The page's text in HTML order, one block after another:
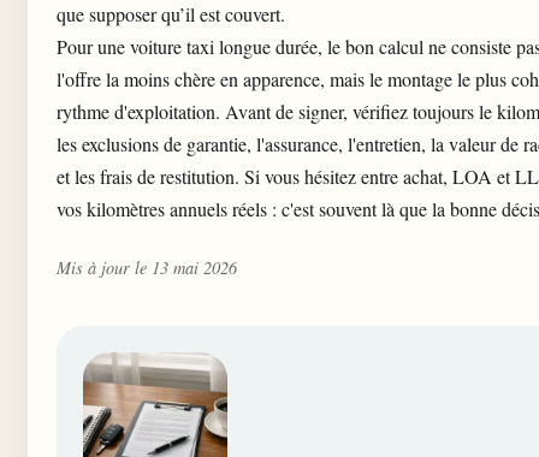
que supposer qu’il est couvert.
Pour une voiture taxi longue durée, le bon calcul ne consiste
l'offre la moins chère en apparence, mais le montage le plus
rythme d'exploitation. Avant de signer, vérifiez toujours le
les exclusions de garantie, l'assurance, l'entretien, la valeur de
et les frais de restitution. Si vous hésitez entre achat, LOA et
vos kilomètres annuels réels : c'est souvent là que la bonne
Mis à jour le 13 mai 2026